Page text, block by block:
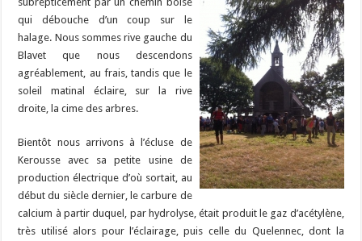
qui débouche d’un coup sur le
halage. Nous sommes rive gauche du
Blavet que nous descendons
agréablement, au frais, tandis que le
soleil matinal éclaire, sur la rive
droite, la cime des arbres.
Bientôt nous arrivons à l’écluse de
Kerousse avec sa petite usine de
production électrique d’où sortait, au
début du siècle dernier, le carbure de
calcium à partir duquel, par hydrolyse, était produit le gaz d’acétylène,
très utilisé alors pour l’éclairage, puis celle du Quelennec, dont la